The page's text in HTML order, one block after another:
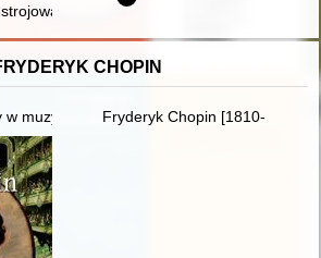
w Polsce, a procesy elitotwórcze =
CHOPIN
w muzyce polskiej pierwszej połowy XIX
Fryderyk Chopin [1810-1949]